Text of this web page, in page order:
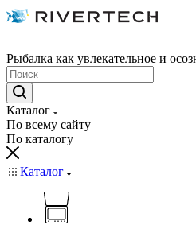
Рыбалка как увлекательное и
Каталог
По всему сайту
По каталогу
Каталог